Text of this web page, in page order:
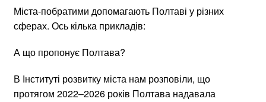
Міста-побратими допомагають Полтаві у різних
сферах. Ось кілька прикладів:
А що пропонує Полтава?
В Інституті розвитку міста нам розповіли, що
протягом 2022–2026 років Полтава надавала